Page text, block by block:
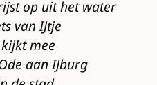
op uit het water
van IJtje
mee
aan IJburg